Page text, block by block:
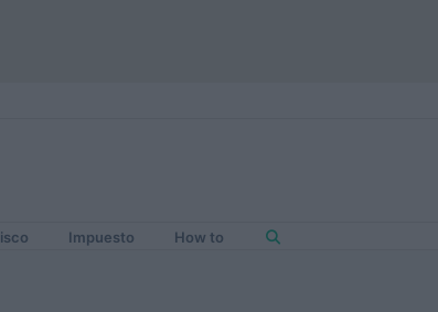
Impuesto How to